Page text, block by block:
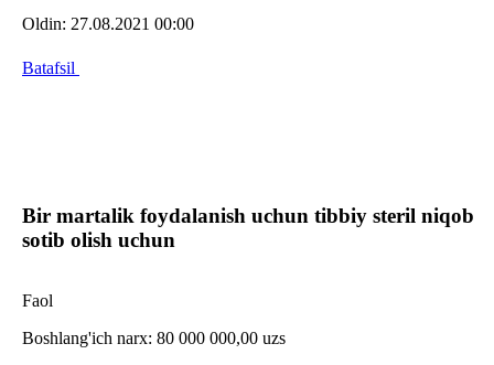
Oldin: 27.08.2021 00:00
Batafsil
Bir martalik foydalanish uchun tibbiy steril niqob
sotib olish uchun
Faol
Boshlang'ich narx: 80 000 000,00 uzs